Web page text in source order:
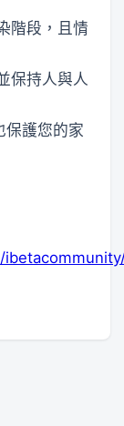
階段，且情
保持人與人
保護您的家